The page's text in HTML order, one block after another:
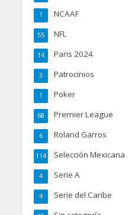
NCAAF
1
NFL
55
Paris 2024
14
Patrocinios
3
Poker
1
Premier League
68
Roland Garros
6
Selección Mexicana
114
Serie A
4
Serie del Caribe
4